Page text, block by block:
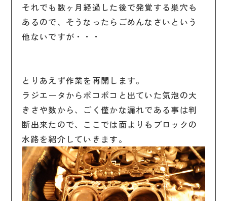
それでも数ヶ月経過した後で発覚する巣穴も
あるので、そうなったらごめんなさいという
他ないですが・・・
とりあえず作業を再開します。
ラジエータからポコポコと出ていた気泡の大
きさや数から、ごく僅かな漏れである事は判
断出来たので、ここでは面よりもブロックの
水路を紹介していきます。